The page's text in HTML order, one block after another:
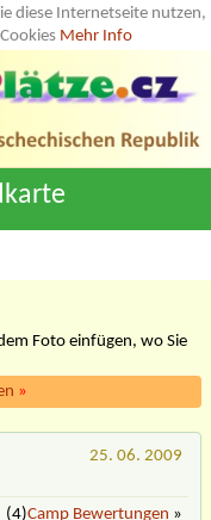
diese Internetseite nutzen,
Mehr Info
Foto einfügen, wo Sie
»
25. 06. 2009
(4)Camp Bewertungen »